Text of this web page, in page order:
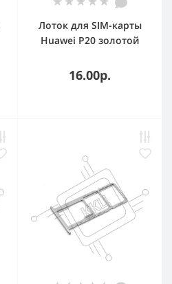
Лоток для SIM-карты
Huawei P20 золотой
16.00р.